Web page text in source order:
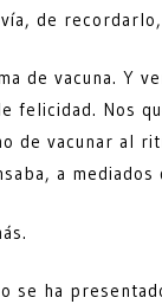
de
de vacuna. Y
felicidad. Nos
de vacunar al
a
se ha